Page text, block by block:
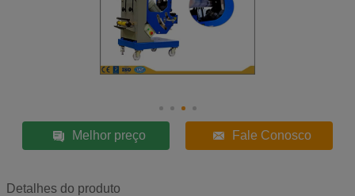
Melhor preço Fale Conosco
Detalhes do produto